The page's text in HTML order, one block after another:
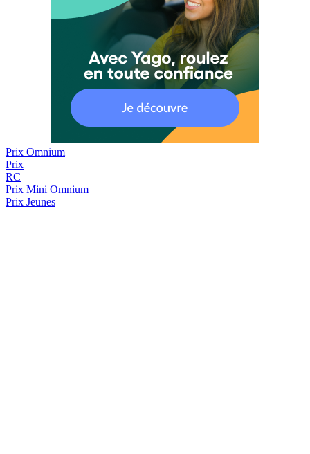
Prix Omnium
Prix
RC
Prix Mini Omnium
Prix Jeunes